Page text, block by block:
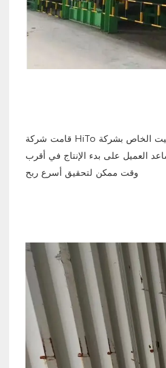
قامت شركة HiTo بإكمال شحن المعدات إلى العميل في بنغلاديش في فبراير 2024. وسوف يذهب فريق التثبيت الخاص بشركة HiTo إلى
العميل على بدء الإنتاج في أقرب
وقت ممكن لتحقيق أسرع ربح